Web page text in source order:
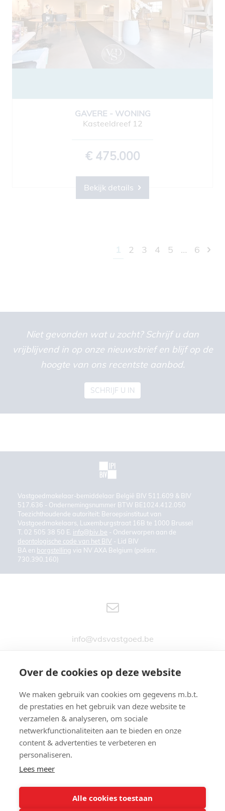
GAVERE - WONING
Kasteeldreef 12
€ 475.000
Bekijk details
1 2 3 4 5 … 6
Niet gevonden wat u zocht? Schrijf u dan
vrijblijvend in op onze nieuwsbrief en blijf op de
hoogte van ons recentste aanbod.
SCHRIJF U IN
Vastgoedmakelaar-bemiddelaar België BIV 511.609 & BIV
517.636 - Ondernemingsnummer BTW BE1024.412.050
Toezichthoudende autoriteit: Beroepsinstituut van
Vastgoedmakelaars, Luxemburgstraat 16B te 1000 Brussel
T. 02 505 38 50 E. info@biv.be - Onderworpen aan de
deontologische code van het BIV - Lid BIV
BA en borgstelling via NV AXA Belgium (polisnr.
730.390.160)
info@vdsvastgoed.be
Stationsstraat 76
9890 GAVERE
Over de cookies op deze website
We maken gebruik van cookies om gegevens m.b.t.
de prestaties en het gebruik van deze website te
verzamelen & analyseren, om sociale
netwerkfunctionaliteiten aan te bieden en onze
content & advertenties te verbeteren en
personaliseren.
Lees meer
Alle cookies toestaan